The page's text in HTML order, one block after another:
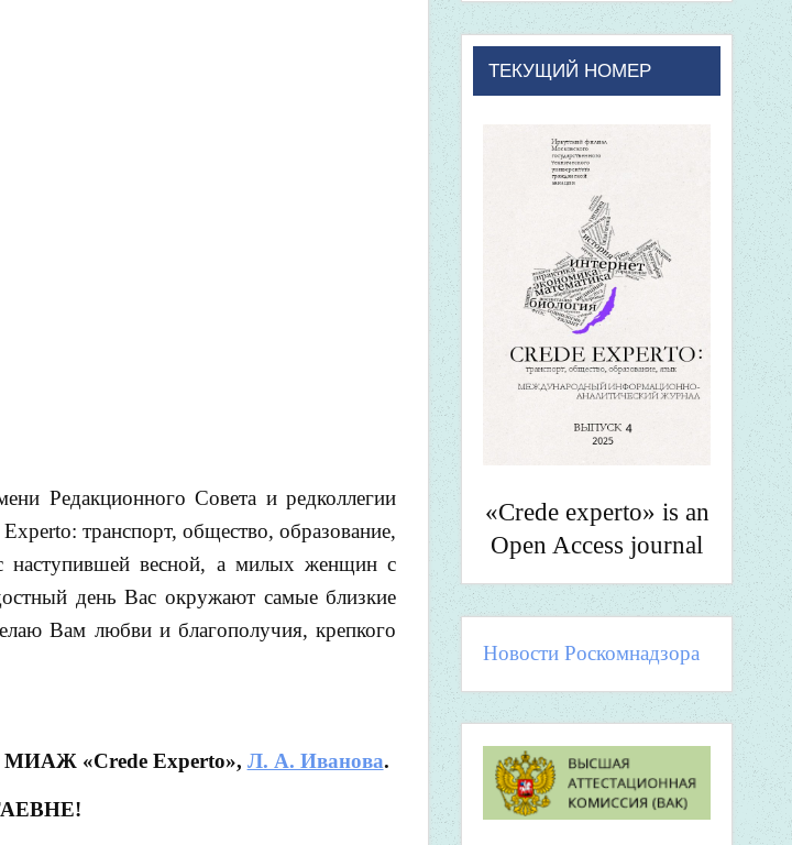
Редакционного Совета и редколлегии
транспорт, общество, образование,
наступившей весной, а милых женщин с
день Вас окружают самые близкие
Вам любви и благополучия, крепкого
МИАЖ «Crede Experto», Л. А. Иванова.
ТЕКУЩИЙ НОМЕР
«Crede experto» is an
Open Access journal
Новости Роскомнадзора